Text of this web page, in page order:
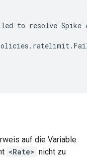
to resolve Spike
auf die Variable
<Rate> nicht zu